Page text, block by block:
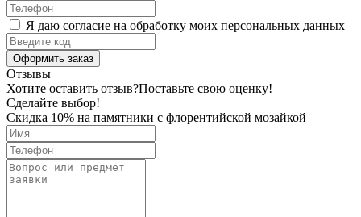
Я даю согласие на обработку моих персональных данных
Оформить заказ
Отзывы
Хотите оставить отзыв?Поставьте свою оценку!
Сделайте выбор!
Скидка 10% на памятники с флорентийской мозайкой